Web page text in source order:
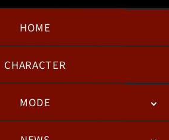
English
HOME
CHARACTER
MODE